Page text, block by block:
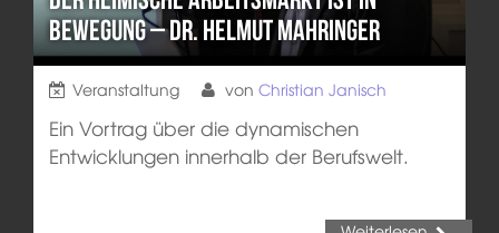
Bewegung – Dr. Helmut Mahringer
Veranstaltung von Christian Janisch
Ein Vortrag über die dynamischen
Entwicklungen innerhalb der Berufswelt.